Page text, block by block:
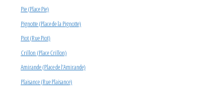
Pie (Place Pie)
Pignotte (Place de la Pignotte)
Piot (Rue Piot)
Crillon (Place Crillon)
Amirande (Place de l’Amirande)
Plaisance (Rue Plaisance)